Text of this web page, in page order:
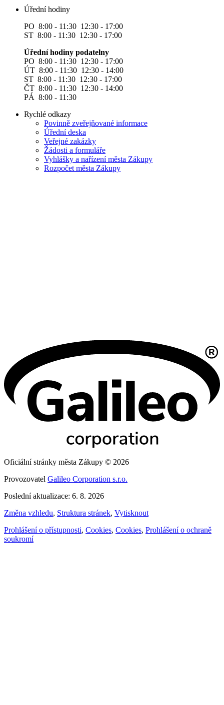
Úřední hodiny
PO 8:00 - 11:30 12:30 - 17:00
ST 8:00 - 11:30 12:30 - 17:00
Úřední hodiny podatelny
PO 8:00 - 11:30 12:30 - 17:00
ÚT 8:00 - 11:30 12:30 - 14:00
ST 8:00 - 11:30 12:30 - 17:00
ČT 8:00 - 11:30 12:30 - 14:00
PÁ 8:00 - 11:30
Rychlé odkazy
Povinně zveřejňované informace
Úřední deska
Veřejné zakázky
Žádosti a formuláře
Vyhlášky a nařízení města Zákupy
Rozpočet města Zákupy
Oficiální stránky města Zákupy © 2026
Provozovatel Galileo Corporation s.r.o.
Poslední aktualizace: 6. 8. 2026
Změna vzhledu, Struktura stránek, Vytisknout
Prohlášení o přístupnosti, Cookies, Cookies, Prohlášení o ochraně
soukromí